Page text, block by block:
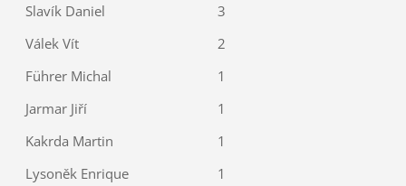
Slavík Daniel
3
Válek Vít
2
Führer Michal
1
Jarmar Jiří
1
Kakrda Martin
1
Lysoněk Enrique
1